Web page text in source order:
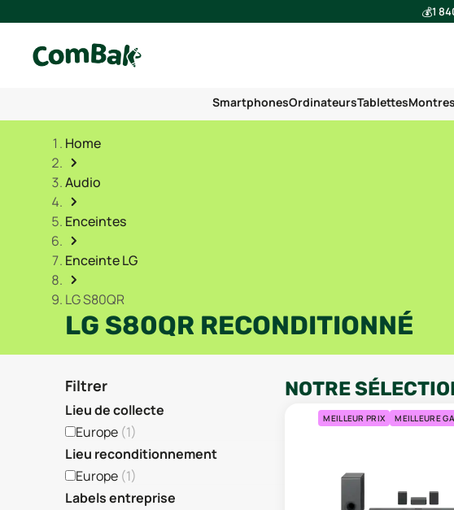
💰1
SmartphonesOrdinateursTablettes
Home
Audio
Enceintes
Enceinte LG
LG S80QR
LG S80QR RECONDITIONNÉ
Filtrer
Lieu de collecte
Europe (1)
Lieu reconditionnement
Europe (1)
Labels entreprise
NOTRE
MEILLEUR PRIX MEILLEURE